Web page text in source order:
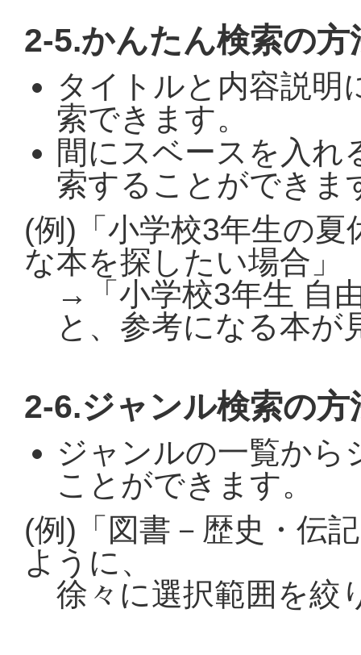
2-5.かんたん検索の方
タイトルと内容説明
索できます。
間にスベースを入れ
索することができま
(例)「小学校3年生の
な本を探したい場合」
→「小学校3年生 自
と、参考になる本が
2-6.ジャンル検索の方
ジャンルの一覧から
ことができます。
(例)「図書－歴史・伝
ように、
徐々に選択範囲を絞